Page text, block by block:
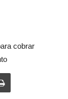
cobrar